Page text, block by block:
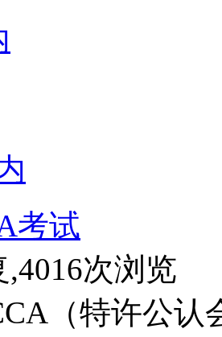
考试
次浏览
特许公认会